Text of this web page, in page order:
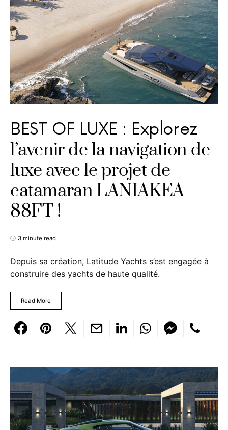
BEST OF LUXE : Explorez
l’avenir de la navigation de
luxe avec le projet de
catamaran LANIAKEA
88FT !
3 minute read
Depuis sa création, Latitude Yachts s’est engagée à
construire des yachts de haute qualité.
Read More